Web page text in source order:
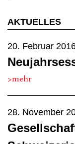
AKTUELLES
20. Februar
>mehr
28. November